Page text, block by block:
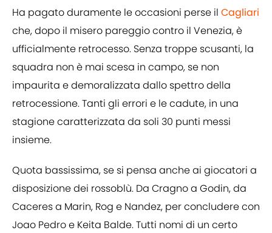
Ha pagato duramente le occasioni perse il Cagliari
che, dopo il misero pareggio contro il Venezia, è
ufficialmente retrocesso. Senza troppe scusanti, la
squadra non è mai scesa in campo, se non
impaurita e demoralizzata dallo spettro della
retrocessione. Tanti gli errori e le cadute, in una
stagione caratterizzata da soli 30 punti messi
insieme.
Quota bassissima, se si pensa anche ai giocatori a
disposizione dei rossoblù. Da Cragno a Godin, da
Caceres a Marin, Rog e Nandez, per concludere con
Joao Pedro e Keita Balde. Tutti nomi di un certo